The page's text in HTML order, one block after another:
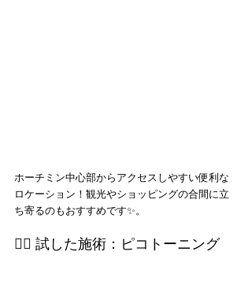
ホーチミン中心部からアクセスしやすい便利な
ロケーション！観光やショッピングの合間に立
ち寄るのもおすすめです✨。
💆‍♀️ 試した施術：ピコトーニング